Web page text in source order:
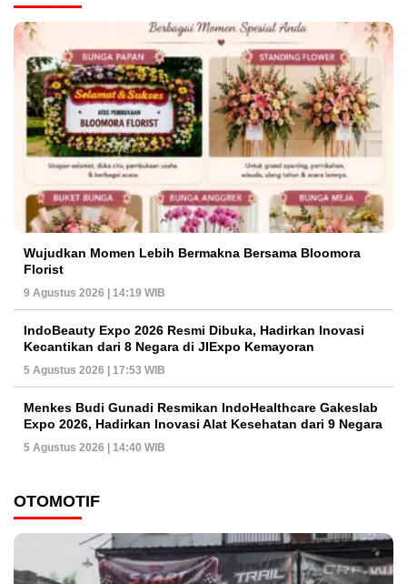
Wujudkan Momen Lebih Bermakna Bersama Bloomora
Florist
9 Agustus 2026 | 14:19 WIB
IndoBeauty Expo 2026 Resmi Dibuka, Hadirkan Inovasi
Kecantikan dari 8 Negara di JIExpo Kemayoran
5 Agustus 2026 | 17:53 WIB
Menkes Budi Gunadi Resmikan IndoHealthcare Gakeslab
Expo 2026, Hadirkan Inovasi Alat Kesehatan dari 9 Negara
5 Agustus 2026 | 14:40 WIB
OTOMOTIF